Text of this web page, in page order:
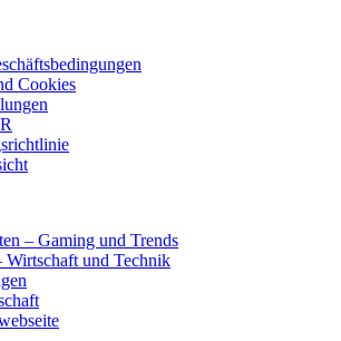
Cookies
– Gaming und Trends
Wirtschaft und Technik